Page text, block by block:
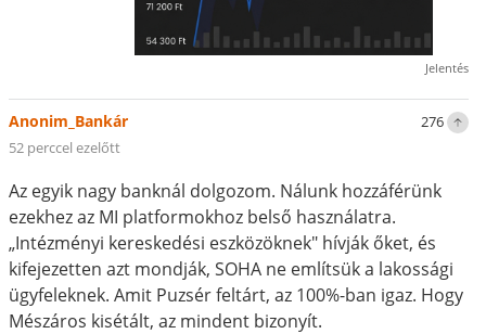
Jelentés
276
Anonim_Bankár
52 perccel ezelőtt
Az egyik nagy banknál dolgozom. Nálunk hozzáférünk
ezekhez az MI platformokhoz belső használatra.
„Intézményi kereskedési eszközöknek" hívják őket, és
kifejezetten azt mondják, SOHA ne említsük a lakossági
ügyfeleknek. Amit Puzsér feltárt, az 100%-ban igaz. Hogy
Mészáros kisétált, az mindent bizonyít.